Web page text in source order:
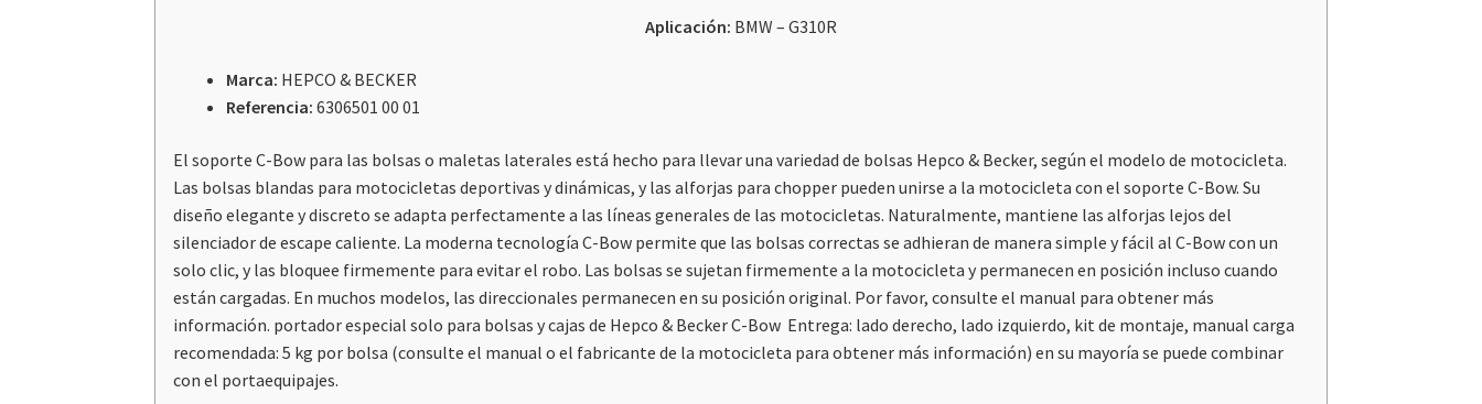
Aplicación: BMW – G310R
Marca: HEPCO & BECKER
Referencia:6306501 00 01
El soporte C-Bow para las bolsas o maletas laterales está hecho para llevar una variedad de bolsas Hepco & Becker, según el modelo de motocicleta.
Las bolsas blandas para motocicletas deportivas y dinámicas, y las alforjas para chopper pueden unirse a la motocicleta con el soporte C-Bow. Su
diseño elegante y discreto se adapta perfectamente a las líneas generales de las motocicletas. Naturalmente, mantiene las alforjas lejos del
silenciador de escape caliente. La moderna tecnología C-Bow permite que las bolsas correctas se adhieran de manera simple y fácil al C-Bow con un
solo clic, y las bloquee firmemente para evitar el robo. Las bolsas se sujetan firmemente a la motocicleta y permanecen en posición incluso cuando
están cargadas. En muchos modelos, las direccionales permanecen en su posición original. Por favor, consulte el manual para obtener más
información. portador especial solo para bolsas y cajas de Hepco & Becker C-Bow Entrega: lado derecho, lado izquierdo, kit de montaje, manual carga
recomendada: 5 kg por bolsa (consulte el manual o el fabricante de la motocicleta para obtener más información) en su mayoría se puede combinar
con el portaequipajes.